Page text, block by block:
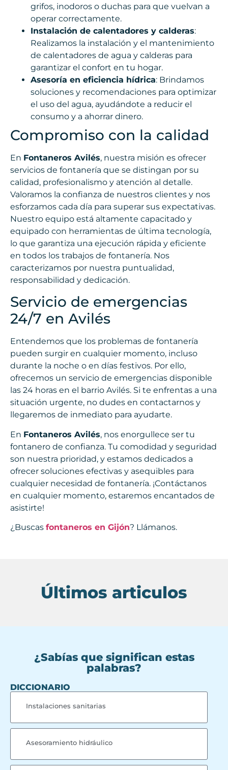
grifos, inodoros o duchas para que vuelvan a
operar correctamente.
Instalación de calentadores y calderas:
Realizamos la instalación y el mantenimiento
de calentadores de agua y calderas para
garantizar el confort en tu hogar.
Asesoría en eficiencia hídrica: Brindamos
soluciones y recomendaciones para optimizar
el uso del agua, ayudándote a reducir el
consumo y a ahorrar dinero.
Compromiso con la calidad
En Fontaneros Avilés, nuestra misión es ofrecer
servicios de fontanería que se distingan por su
calidad, profesionalismo y atención al detalle.
Valoramos la confianza de nuestros clientes y nos
esforzamos cada día para superar sus expectativas.
Nuestro equipo está altamente capacitado y
equipado con herramientas de última tecnología,
lo que garantiza una ejecución rápida y eficiente
en todos los trabajos de fontanería. Nos
caracterizamos por nuestra puntualidad,
responsabilidad y dedicación.
Servicio de emergencias
24/7 en Avilés
Entendemos que los problemas de fontanería
pueden surgir en cualquier momento, incluso
durante la noche o en días festivos. Por ello,
ofrecemos un servicio de emergencias disponible
las 24 horas en el barrio Avilés. Si te enfrentas a una
situación urgente, no dudes en contactarnos y
llegaremos de inmediato para ayudarte.
En Fontaneros Avilés, nos enorgullece ser tu
fontanero de confianza. Tu comodidad y seguridad
son nuestra prioridad, y estamos dedicados a
ofrecer soluciones efectivas y asequibles para
cualquier necesidad de fontanería. ¡Contáctanos
en cualquier momento, estaremos encantados de
asistirte!
¿Buscas fontaneros en Gijón? Llámanos.
Últimos articulos
¿Sabías que significan estas
palabras?
DICCIONARIO
Instalaciones sanitarias
Asesoramiento hidráulico